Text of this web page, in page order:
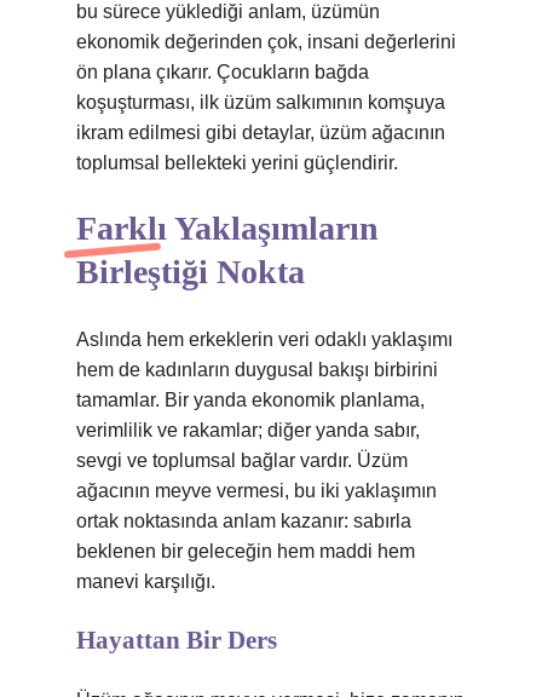
bu sürece yüklediği anlam, üzümün
ekonomik değerinden çok, insani değerlerini
ön plana çıkarır. Çocukların bağda
koşuşturması, ilk üzüm salkımının komşuya
ikram edilmesi gibi detaylar, üzüm ağacının
toplumsal bellekteki yerini güçlendirir.
Farklı Yaklaşımların
Birleştiği Nokta
Aslında hem erkeklerin veri odaklı yaklaşımı
hem de kadınların duygusal bakışı birbirini
tamamlar. Bir yanda ekonomik planlama,
verimlilik ve rakamlar; diğer yanda sabır,
sevgi ve toplumsal bağlar vardır. Üzüm
ağacının meyve vermesi, bu iki yaklaşımın
ortak noktasında anlam kazanır: sabırla
beklenen bir geleceğin hem maddi hem
manevi karşılığı.
Hayattan Bir Ders